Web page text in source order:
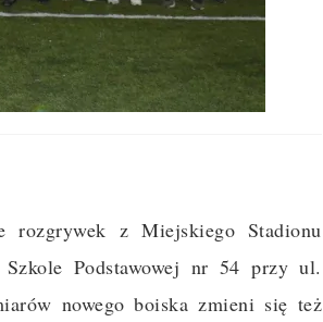
rozgrywek z Miejskiego Stadionu
Podstawowej nr 54 przy ul.
nowego boiska zmieni się też